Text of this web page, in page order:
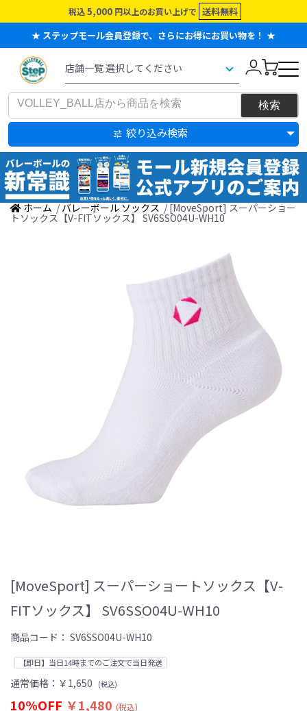
税込 5,000 円以上のお買い上げで 送料無料
★ ステップモール会員登録で、さらにお得にお買い物を！ ★
絞り込み検索
ホーム / バレーボール ソックス / [MoveSport] スーパーショー
トソックス【V-FITソックス】 SV6SSO04U-WH10
[MoveSport] スーパーショートソックス【V-
FITソックス】 SV6SSO04U-WH10
商品コード： SV6SSO04U-WH10
【即日】当日14時までのご注文で当日発送
通常価格： ￥1,650 (税込)
10%OFF ￥1,480 (税込)